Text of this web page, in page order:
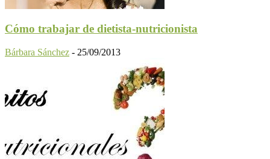
Cómo trabajar de dietista-nutricionista
Bárbara Sánchez - 25/09/2013